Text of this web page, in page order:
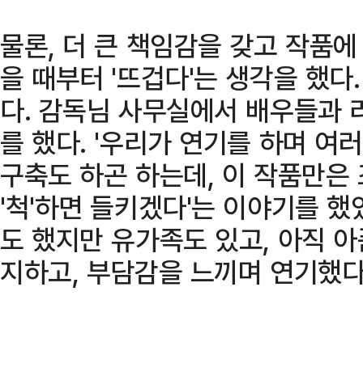
물론, 더 큰 책임감을 갖고 작품
을 때부터 '뜨겁다'는 생각을 했
다. 감독님 사무실에서 배우들과
를 했다. '우리가 연기를 하며 여
구축도 하곤 하는데, 이 작품만
'척'하면 들키겠다'는 이야기를
도 했지만 유가족도 있고, 아직
지하고, 부담감을 느끼며 연기했